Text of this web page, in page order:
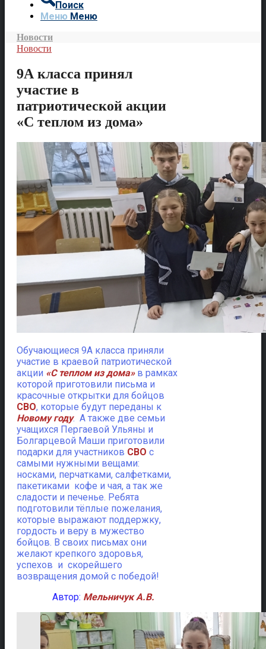
Поиск
Меню Меню
Новости
Новости
9А класса принял
участие в
патриотической акции
«С теплом из дома»
Обучающиеся 9А класса приняли
участие в краевой патриотической
акции «С теплом из дома»в рамках
которой приготовили письма и
красочные открытки для бойцов
СВО, которые будут переданы к
Новому году. А также две семьи
учащихся Пергаевой Ульяны и
Болгарцевой Маши приготовили
подарки для участников СВО с
самыми нужными вещами:
носками, перчатками, салфетками,
пакетиками кофе и чая, а так же
сладости и печенье. Ребята
подготовили тёплые пожелания,
которые выражают поддержку,
гордость и веру в мужество
бойцов. В своих письмах они
желают крепкого здоровья,
успехов и скорейшего
возвращения домой с победой!
Автор: Мельничук А.В.